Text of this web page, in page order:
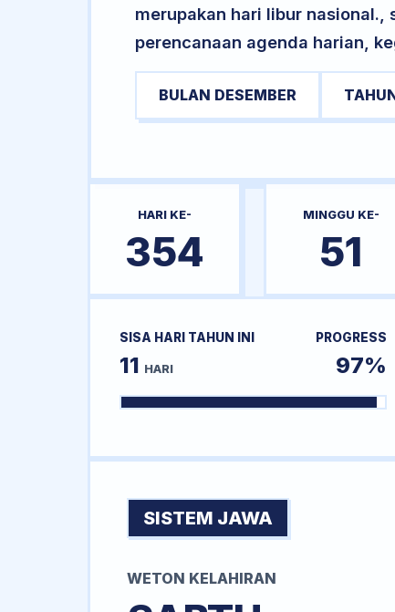
merupakan hari libur
perencanaan agenda harian,
BULAN DESEMBER
HARI KE-
354
MINGGU KE-
51
SISA HARI TAHUN INI
11 HARI
PROGRESS
97%
SISTEM JAWA
WETON KELAHIRAN